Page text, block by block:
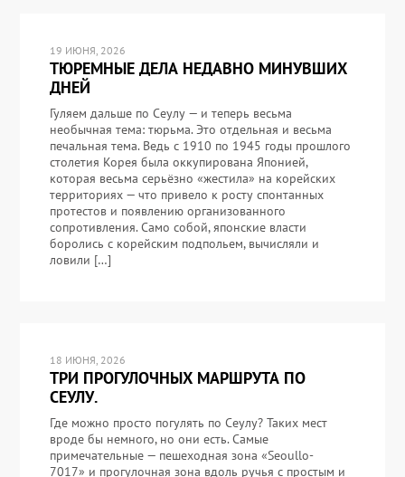
19 ИЮНЯ, 2026
ТЮРЕМНЫЕ ДЕЛА НЕДАВНО МИНУВШИХ
ДНЕЙ
Гуляем дальше по Сеулу — и теперь весьма
необычная тема: тюрьма. Это отдельная и весьма
печальная тема. Ведь с 1910 по 1945 годы прошлого
столетия Корея была оккупирована Японией,
которая весьма серьёзно «жестила» на корейских
территориях — что привело к росту спонтанных
протестов и появлению организованного
сопротивления. Само собой, японские власти
боролись с корейским подпольем, вычисляли и
ловили […]
18 ИЮНЯ, 2026
ТРИ ПРОГУЛОЧНЫХ МАРШРУТА ПО
СЕУЛУ.
Где можно просто погулять по Сеулу? Таких мест
вроде бы немного, но они есть. Самые
примечательные — пешеходная зона «Seoullo-
7017» и прогулочная зона вдоль ручья с простым и